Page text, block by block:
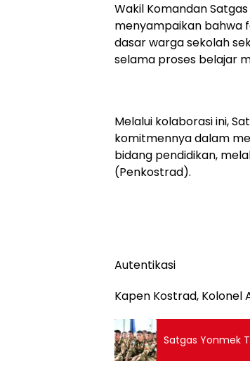
Wakil Komandan Satgas
menyampaikan bahwa
dasar warga sekolah
selama proses belajar
Melalui kolaborasi ini,
komitmennya dalam
bidang pendidikan,
(Penkostrad).
Autentikasi
Kapen Kostrad, Kolonel
Satgas Yonmek